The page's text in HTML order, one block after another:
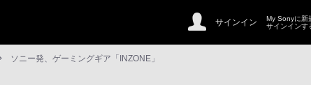
サインイン
My Sonyに新
サインインす
ソニー発、ゲーミングギア「INZONE」